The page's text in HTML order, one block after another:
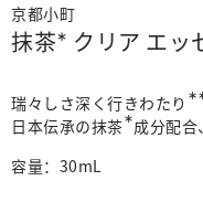
京都小町
抹茶∗ クリア エッ
瑞々しさ深く行きわたり
日本伝承の抹茶∗成分配合
容量： 30mL